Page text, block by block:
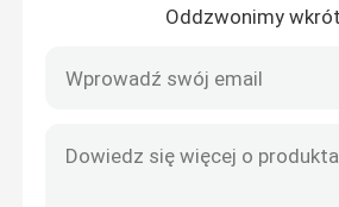
Oddzwonimy